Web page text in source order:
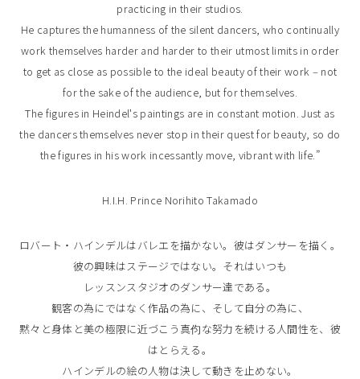
practicing in their studios.
He captures the humanness of the silent dancers, who continually
work themselves harder and harder to their utmost limits in order
to get as close as possible to the ideal beauty of their work ‒ not
for the sake of the audience, but for themselves.
The figures in Heindelʼs paintings are in constant motion. Just as
the dancers themselves never stop in their quest for beauty, so do
the figures in his work incessantly move, vibrant with life.”
H.I.H. Prince Norihito Takamado
ロバート・ハインデルはバレエを描かない。彼はダンサーを描く。
彼の興味はステージではない。それはいつも
レッスンスタジオのダンサー達である。
観客の為にではなく作品の為に、そして自分の為に、
黙々と身体と美の極限に近づこう真伨な努力を続ける人間性を、彼
はとらえる。
ハインデルの絵の人物は決して動きを止めない。